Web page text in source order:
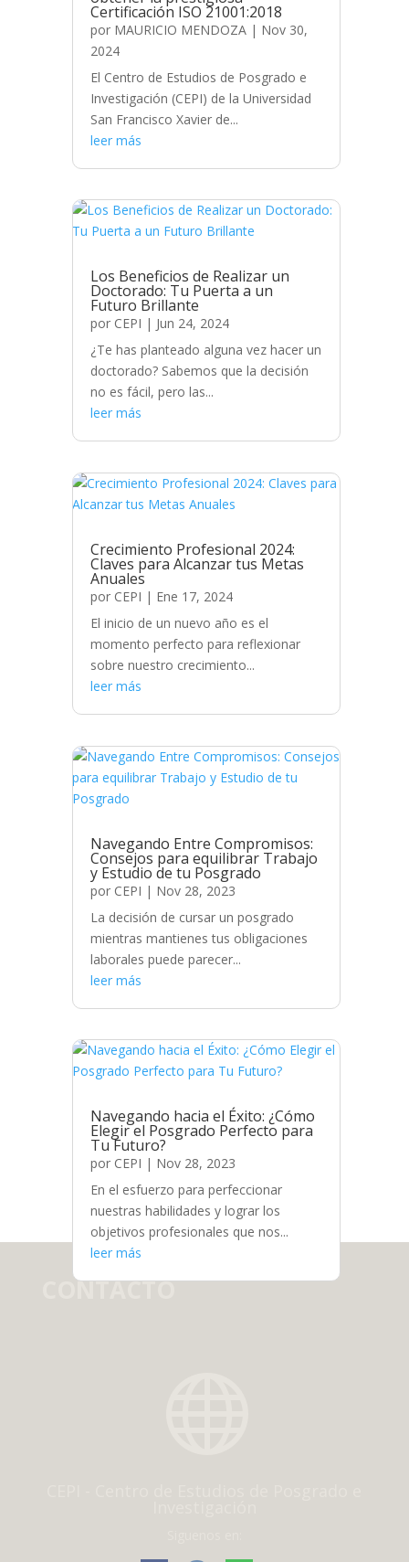
Certificación ISO 21001:2018
por MAURICIO MENDOZA | Nov 30,
2024
El Centro de Estudios de Posgrado e
Investigación (CEPI) de la Universidad
San Francisco Xavier de...
leer más
Los Beneficios de Realizar un
Doctorado: Tu Puerta a un
Futuro Brillante
por CEPI | Jun 24, 2024
¿Te has planteado alguna vez hacer un
doctorado? Sabemos que la decisión
no es fácil, pero las...
leer más
Crecimiento Profesional 2024:
Claves para Alcanzar tus Metas
Anuales
por CEPI | Ene 17, 2024
El inicio de un nuevo año es el
momento perfecto para reflexionar
sobre nuestro crecimiento...
leer más
Navegando Entre Compromisos:
Consejos para equilibrar Trabajo
y Estudio de tu Posgrado
por CEPI | Nov 28, 2023
La decisión de cursar un posgrado
mientras mantienes tus obligaciones
laborales puede parecer...
leer más
Navegando hacia el Éxito: ¿Cómo
Elegir el Posgrado Perfecto para
Tu Futuro?
por CEPI | Nov 28, 2023
En el esfuerzo para perfeccionar
nuestras habilidades y lograr los
objetivos profesionales que nos...
leer más
CONTACTO